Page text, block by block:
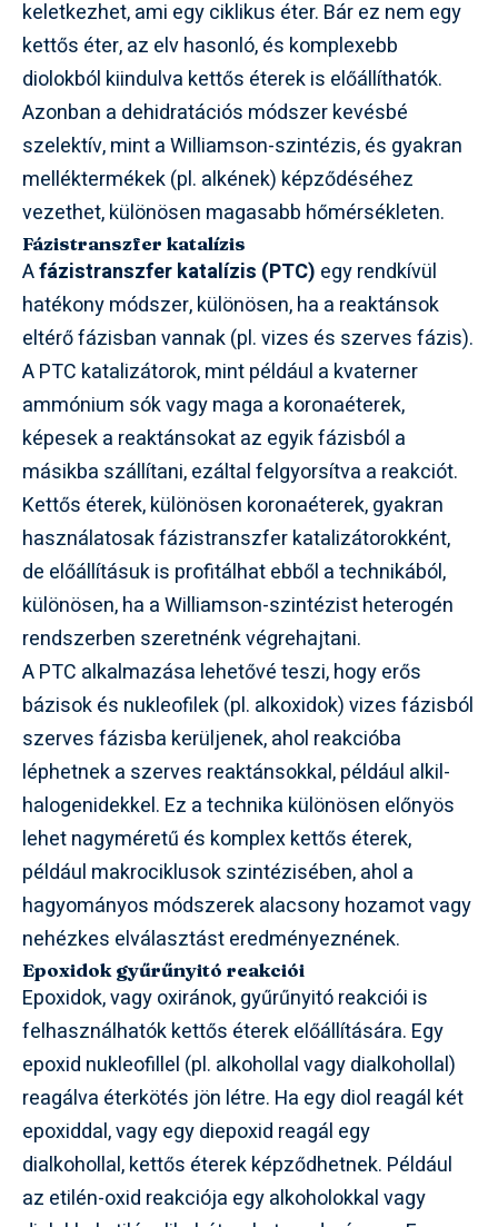
keletkezhet, ami egy ciklikus éter. Bár ez nem egy
kettős éter, az elv hasonló, és komplexebb
diolokból kiindulva kettős éterek is előállíthatók.
Azonban a dehidratációs módszer kevésbé
szelektív, mint a Williamson-szintézis, és gyakran
melléktermékek (pl. alkének) képződéséhez
vezethet, különösen magasabb hőmérsékleten.
Fázistranszfer katalízis
Afázistranszfer katalízis (PTC) egy rendkívül
hatékony módszer, különösen, ha a reaktánsok
eltérő fázisban vannak (pl. vizes és szerves fázis).
A PTC katalizátorok, mint például a kvaterner
ammónium sók vagy maga a koronaéterek,
képesek a reaktánsokat az egyik fázisból a
másikba szállítani, ezáltal felgyorsítva a reakciót.
Kettős éterek, különösen koronaéterek, gyakran
használatosak fázistranszfer katalizátorokként,
de előállításuk is profitálhat ebből a technikából,
különösen, ha a Williamson-szintézist heterogén
rendszerben szeretnénk végrehajtani.
A PTC alkalmazása lehetővé teszi, hogy erős
bázisok és nukleofilek (pl. alkoxidok) vizes fázisból
szerves fázisba kerüljenek, ahol reakcióba
léphetnek a szerves reaktánsokkal, például alkil-
halogenidekkel. Ez a technika különösen előnyös
lehet nagyméretű és komplex kettős éterek,
például makrociklusok szintézisében, ahol a
hagyományos módszerek alacsony hozamot vagy
nehézkes elválasztást eredményeznének.
Epoxidok gyűrűnyitó reakciói
Epoxidok, vagy oxiránok, gyűrűnyitó reakciói is
felhasználhatók kettős éterek előállítására. Egy
epoxid nukleofillel (pl. alkohollal vagy dialkohollal)
reagálva éterkötés jön létre. Ha egy diol reagál két
epoxiddal, vagy egy diepoxid reagál egy
dialkohollal, kettős éterek képződhetnek. Például
az etilén-oxid reakciója egy alkoholokkal vagy